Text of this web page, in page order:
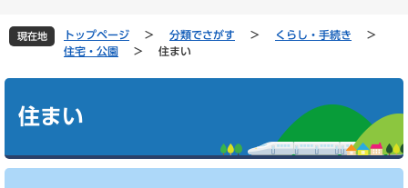
文
現在地 トップページ > 分類でさがす > くらし・手続き
>
住宅・公園
> 住まい
住まい